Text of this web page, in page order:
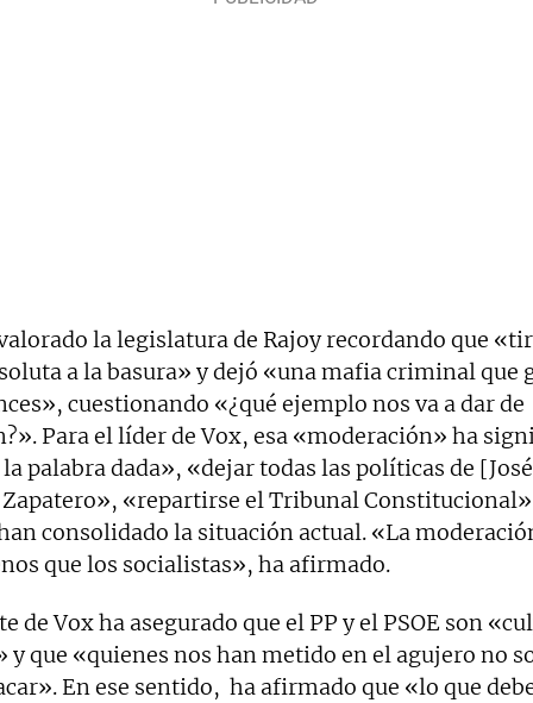
la legislatura de Rajoy recordando que
a la basura» y dejó «una mafia criminal que
cuestionando «¿qué ejemplo nos va a dar de
Para el líder de Vox, esa «moderación» ha
palabra dada», «dejar todas las políticas de
«repartirse el Tribunal Constitucional»
consolidado la situación actual. «La
que los socialistas», ha afirmado.
de Vox ha asegurado que el PP y el PSOE son
y que «quienes nos han metido en el agujero no
En ese sentido, ha afirmado que «lo que